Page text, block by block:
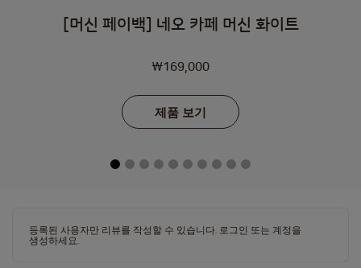
[머신 페이백] 네오 카페 머신 화이트
A
l
o
w
s
₩169,000
제품 보기
등록된 사용자만 리뷰를 작성할 수 있습니다. 로그인 또는 계정을
생성하세요